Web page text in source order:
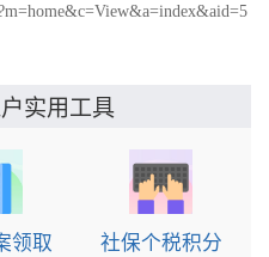
实用工具
领取 社保个税积分